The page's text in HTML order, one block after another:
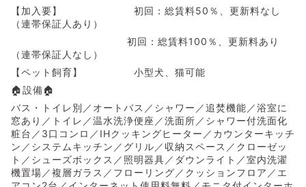
【加入要】 初回：総賃料50％、更新料なし
（連帯保証人あり）
初回：総賃料100％、更新料あり
（連帯保証人なし）
【ペット飼育】 小型犬、猫可能
🏠設備🏠
バス・トイレ別／オートバス／シャワー／追焚機能／浴室に
窓あり／トイレ／温水洗浄便座／洗面所／シャワー付洗面化
粧台／3口コンロ／IHクッキングヒーター／カウンターキッチ
ン／システムキッチン／グリル／収納スペース／クローゼッ
ト／シューズボックス／照明器具／ダウンライト／室内洗濯
機置場／複層ガラス／フローリング／クッションフロア／エ